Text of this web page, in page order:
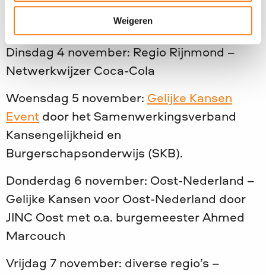
Weigeren
door gemeente Leiden en Gelijke Kansen
Dinsdag 4 november: Regio Rijnmond –
Netwerkwijzer Coca-Cola
Woensdag 5 november: Gelijke Kansen
Event door het Samenwerkingsverband
Kansengelijkheid en
Burgerschapsonderwijs (SKB).
Donderdag 6 november: Oost-Nederland –
Gelijke Kansen voor Oost-Nederland door
JINC Oost met o.a. burgemeester Ahmed
Marcouch
Vrijdag 7 november: diverse regio’s –